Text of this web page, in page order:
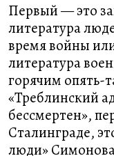
Первый — это
литература
время войны
литература
горячим опять-
«Треблинский
бессмертен»,
Сталинграде,
люди»